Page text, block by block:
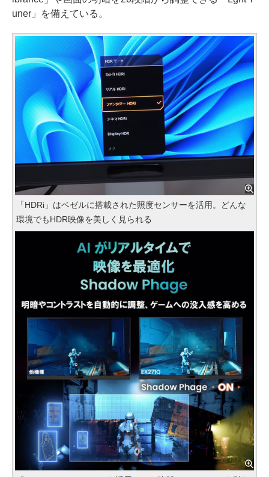
uner」を備えている。
「HDRi」はベゼルに搭載された照度センサーを活用。どんな
環境でもHDR映像を美しく見られる